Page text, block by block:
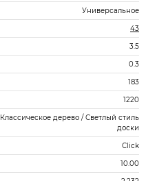
Универсальное
43
3.5
0.3
183
1220
Классическое дерево / Светлый стиль
доски
Click
10.00